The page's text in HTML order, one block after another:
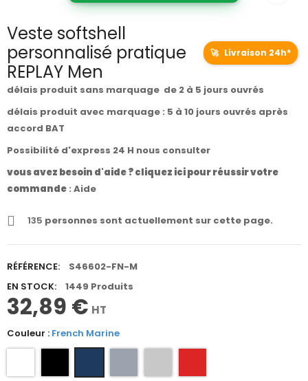
Veste softshell
personnalisé pratique
REPLAY Men
🚀 Livraison 24h*
délais produit sans marquage de 2 à 5 jours ouvrés
délais produit avec marquage : 5 à 10 jours ouvrés après
accord BAT
Possibilité d'express 24 H nous consulter
vous avez besoin d'aide ? cliquez ici pour réussir votre
commande : Aide
135 personnes sont actuellement sur cette page.
RÉFÉRENCE:
S46602-FN-M
EN STOCK:
1449 Produits
32,89 € HT
Couleur : French Marine